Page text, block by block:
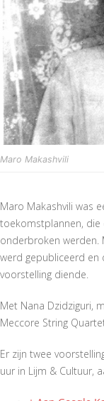
Maro Makashvili
Maro Makashvili was
toekomstplannen, die
onderbroken werden.
werd gepubliceerd en
voorstelling diende.
Met Nana Dzidziguri,
Meccore String
Er zijn twee
uur in Lijm & Cultuur,